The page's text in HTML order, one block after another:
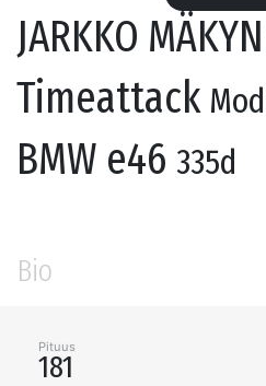
JARKKO
Timeattack
BMW e46 335d
Bio
Pituus
181